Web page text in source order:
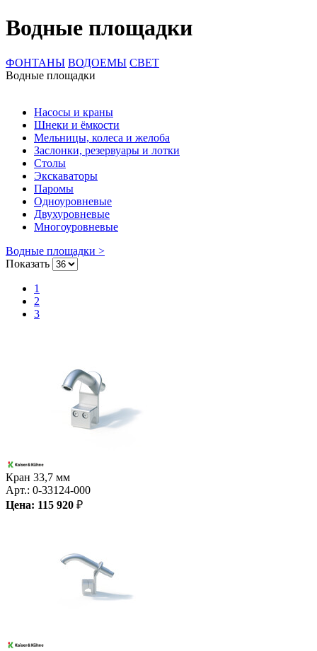
Водные площадки
ФОНТАНЫ ВОДОЕМЫ СВЕТ
Водные площадки
Насосы и краны
Шнеки и ёмкости
Мельницы, колеса и желоба
Заслонки, резервуары и лотки
Столы
Экскаваторы
Паромы
Одноуровневые
Двухуровневые
Многоуровневые
Водные площадки >
Показать
1
2
3
Кран 33,7 мм
Арт.: 0-33124-000
Цена: 115 920 ₽